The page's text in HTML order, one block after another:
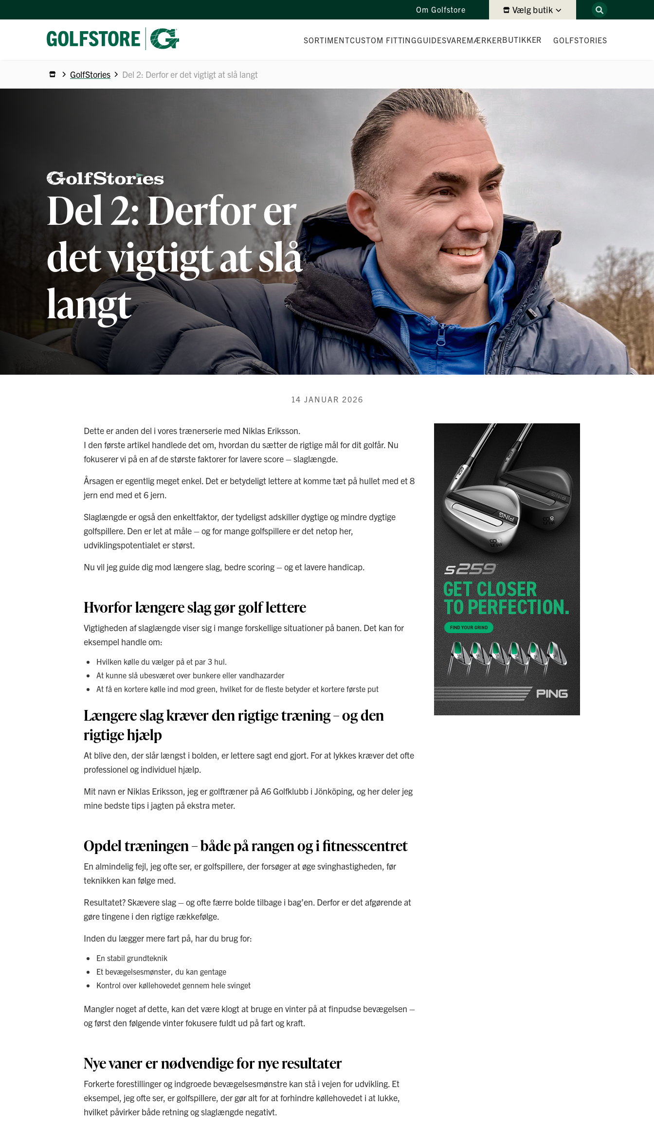
Om Golfstore Vælg butik
SORTIMENTCUSTOM FITTINGGUIDESVAREMÆRKERBUTIKKER GOLFSTORIES
GolfStories Del 2: Derfor er det vigtigt at slå langt
Del 2: Derfor er
det vigtigt at slå
langt
14 JANUAR 2026
Dette er anden del i vores trænerserie med Niklas Eriksson.
I den første artikel handlede det om, hvordan du sætter de rigtige mål for dit golfår. Nu
fokuserer vi på en af de største faktorer for lavere score – slaglængde.
Årsagen er egentlig meget enkel. Det er betydeligt lettere at komme tæt på hullet med et 8
jern end med et 6 jern.
Slaglængde er også den enkeltfaktor, der tydeligst adskiller dygtige og mindre dygtige
golfspillere. Den er let at måle – og for mange golfspillere er det netop her,
udviklingspotentialet er størst.
Nu vil jeg guide dig mod længere slag, bedre scoring – og et lavere handicap.
Hvorfor længere slag gør golf lettere
Vigtigheden af slaglængde viser sig i mange forskellige situationer på banen. Det kan for
eksempel handle om:
Hvilken kølle du vælger på et par 3 hul.
At kunne slå ubesværet over bunkere eller vandhazarder
At få en kortere kølle ind mod green, hvilket for de fleste betyder et kortere første put
Længere slag kræver den rigtige træning – og den
rigtige hjælp
At blive den, der slår længst i bolden, er lettere sagt end gjort. For at lykkes kræver det ofte
professionel og individuel hjælp.
Mit navn er Niklas Eriksson, jeg er golftræner på A6 Golfklubb i Jönköping, og her deler jeg
mine bedste tips i jagten på ekstra meter.
Opdel træningen – både på rangen og i fitnesscentret
En almindelig fejl, jeg ofte ser, er golfspillere, der forsøger at øge svinghastigheden, før
teknikken kan følge med.
Resultatet? Skævere slag – og ofte færre bolde tilbage i bag’en. Derfor er det afgørende at
gøre tingene i den rigtige rækkefølge.
Inden du lægger mere fart på, har du brug for:
En stabil grundteknik
Et bevægelsesmønster, du kan gentage
Kontrol over køllehovedet gennem hele svinget
Mangler noget af dette, kan det være klogt at bruge en vinter på at finpudse bevægelsen –
og først den følgende vinter fokusere fuldt ud på fart og kraft.
Nye vaner er nødvendige for nye resultater
Forkerte forestillinger og indgroede bevægelsesmønstre kan stå i vejen for udvikling. Et
eksempel, jeg ofte ser, er golfspillere, der gør alt for at forhindre køllehovedet i at lukke,
hvilket påvirker både retning og slaglængde negativt.